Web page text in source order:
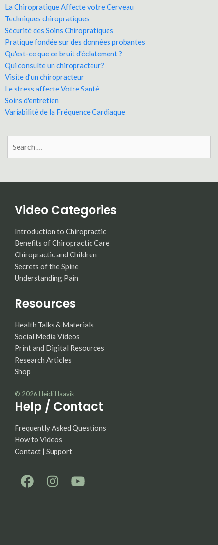
La Chiropratique Affecte votre Cerveau
Techniques chiropratiques
Sécurité des Soins Chiropratiques
Pratique fondée sur des données probantes
Qu'est-ce que ce bruit d'éclatement ?
Qui consulte un chiropracteur?
Visite d’un chiropracteur
Le stress affecte Votre Santé
Soins d'entretien
Variabilité de la Fréquence Cardiaque
Search
for:
Video Categories
Introduction to Chiropractic
Benefits of Chiropractic Care
Chiropractic and Children
Secrets of the Spine
Understanding Pain
Resources
Health Talks & Materials
Social Media Videos
Print and Digital Resources
Research Articles
Shop
© 2026 Heidi Haavik
Help / Contact
Frequently Asked Questions
How to Videos
Contact | Support